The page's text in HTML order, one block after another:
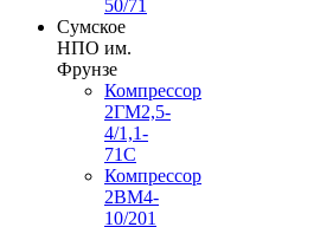
50/71
Сумское
НПО им.
Фрунзе
Компрессор
2ГМ2,5-
4/1,1-
71С
Компрессор
2ВМ4-
10/201